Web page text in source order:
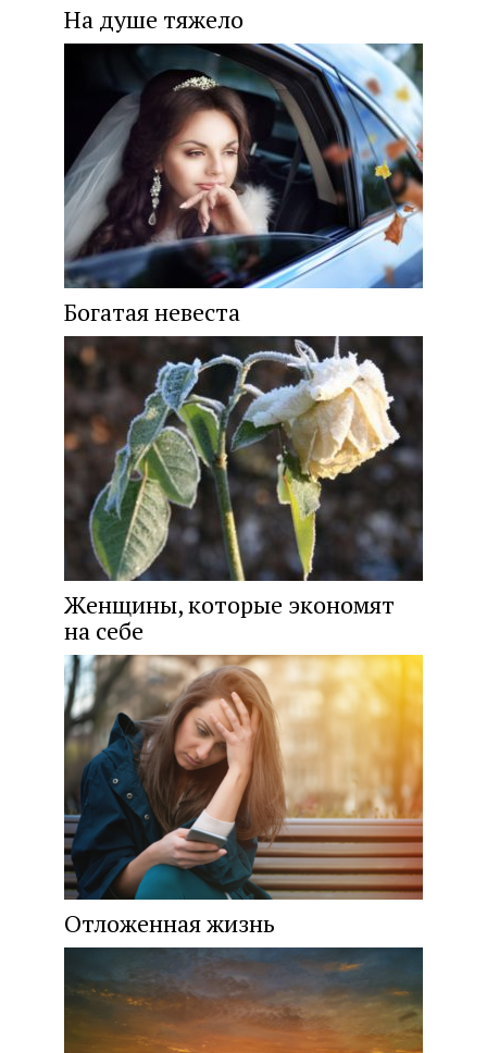
На душе тяжело
Богатая невеста
Женщины, которые экономят
на себе
Отложенная жизнь